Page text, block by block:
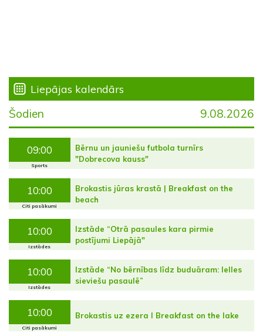
Liepājas kalendārs
Šodien 9.08.2026
09:00
Sports
Bērnu un jauniešu futbola turnīrs
"Dobrecova kauss"
10:00
Citi pasākumi
Brokastis jūras krastā | Breakfast on the
beach
10:00
Izstādes
Izstāde “Otrā pasaules kara pirmie
postījumi Liepājā"
10:00
Izstādes
Izstāde “No bērnības līdz buduāram: lelles
sieviešu pasaulē”
10:00
Citi pasākumi
Brokastis uz ezera I Breakfast on the lake